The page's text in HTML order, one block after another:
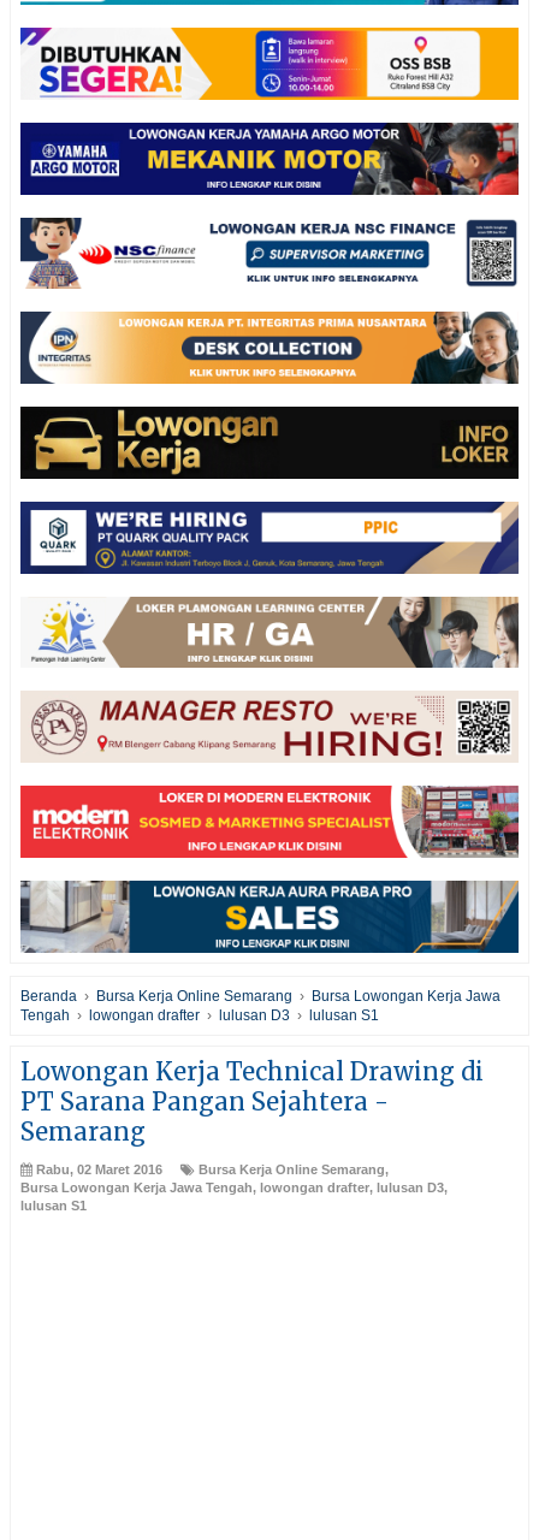
Beranda › Bursa Kerja Online Semarang › Bursa Lowongan Kerja Jawa
Tengah › lowongan drafter › lulusan D3 › lulusan S1
Lowongan Kerja Technical Drawing di
PT Sarana Pangan Sejahtera -
Semarang
Rabu, 02 Maret 2016 Bursa Kerja Online Semarang,
Bursa Lowongan Kerja Jawa Tengah, lowongan drafter, lulusan D3,
lulusan S1